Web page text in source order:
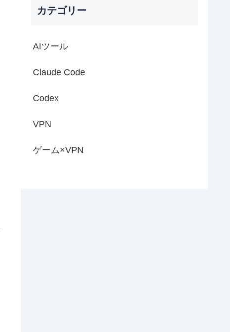
カテゴリー
AIツール
Claude Code
Codex
VPN
ゲーム×VPN